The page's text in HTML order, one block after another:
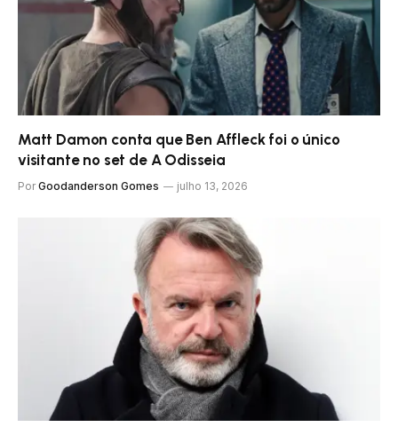
Matt Damon conta que Ben Affleck foi o único
visitante no set de A Odisseia
Por Goodanderson Gomes julho 13, 2026